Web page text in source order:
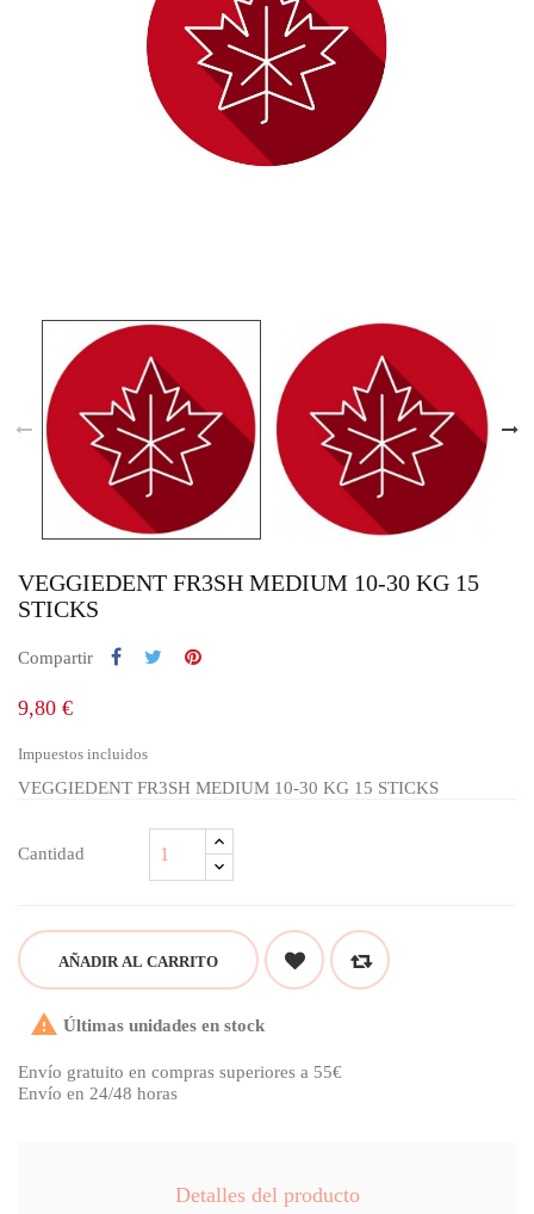
VEGGIEDENT FR3SH MEDIUM 10-30 KG 15
STICKS
Compartir
9,80 €
Impuestos incluidos
VEGGIEDENT FR3SH MEDIUM 10-30 KG 15 STICKS
Cantidad
AÑADIR AL CARRITO
 Últimas unidades en stock
Envío gratuito en compras superiores a 55€
Envío en 24/48 horas
Detalles del producto